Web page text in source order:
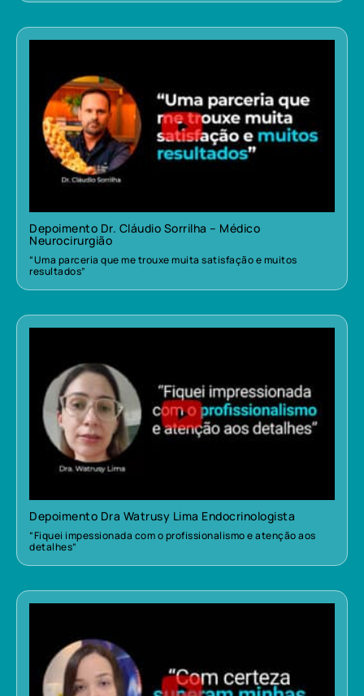
Depoimento Dr. Cláudio Sorrilha – Médico
Neurocirurgião
“Uma parceria que me trouxe muita satisfação e muitos
resultados”
Depoimento Dra Watrusy Lima Endocrinologista
“Fiquei impessionada com o profissionalismo e atenção aos
detalhes”